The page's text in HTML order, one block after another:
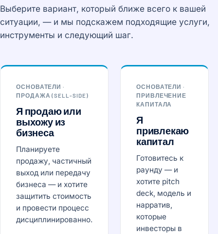
Выберите вариант, который ближе всего к вашей
ситуации, — и мы подскажем подходящие услуги,
инструменты и следующий шаг.
ОСНОВАТЕЛИ ·
ПРОДАЖА (SELL-SIDE)
Я продаю или
выхожу из
бизнеса
Планируете
продажу, частичный
выход или передачу
бизнеса — и хотите
защитить стоимость
и провести процесс
дисциплинированно.
ОСНОВАТЕЛИ ·
ПРИВЛЕЧЕНИЕ
КАПИТАЛА
Я
привлекаю
капитал
Готовитесь к
раунду — и
хотите pitch
deck, модель и
нарратив,
которые
инвесторы в